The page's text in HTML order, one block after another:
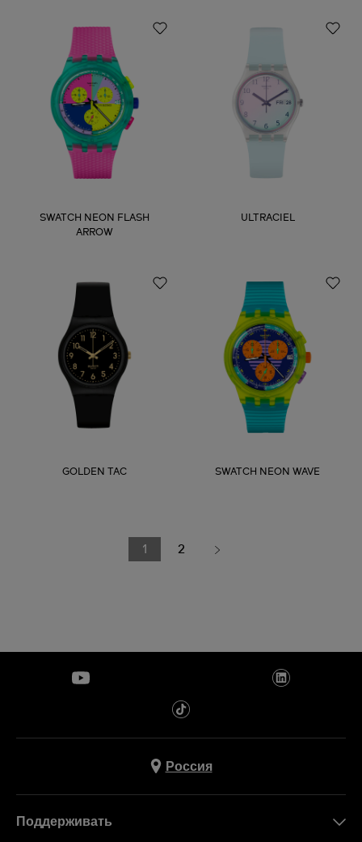
SWATCH NEON FLASH
ARROW
ULTRACIEL
GOLDEN TAC SWATCH NEON WAVE
1 2
Россия
Поддерживать